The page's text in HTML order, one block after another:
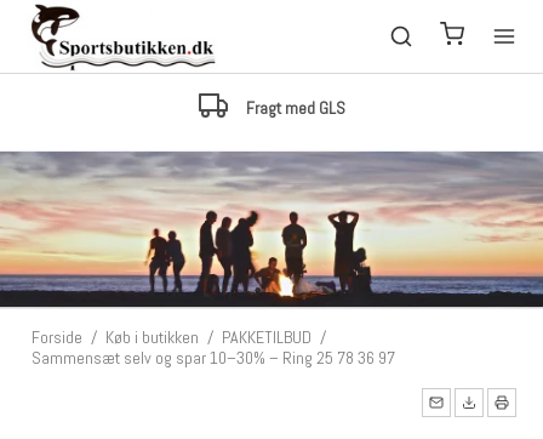
Fragt med GLS
Forside / Køb i butikken / PAKKETILBUD /
Sammensæt selv og spar 10–30% – Ring 25 78 36 97